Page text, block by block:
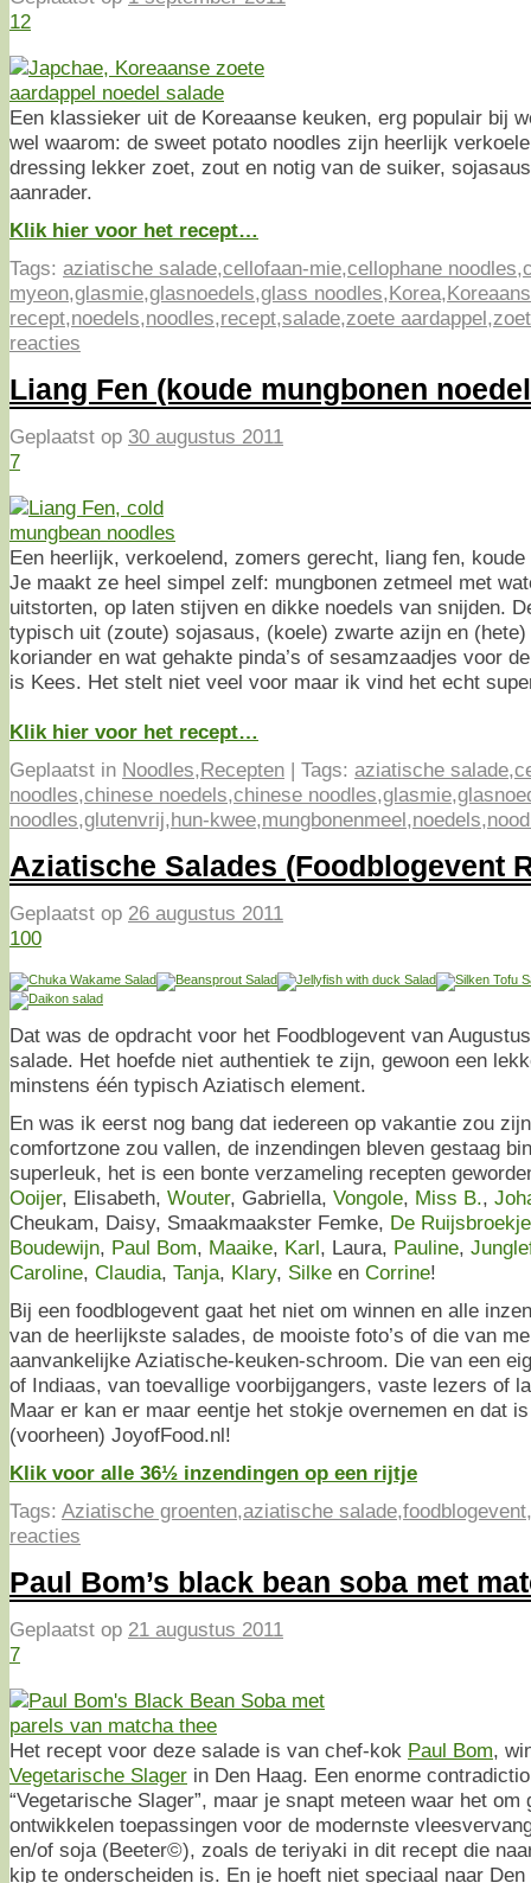
12
Een klassieker uit de Koreaanse keuken, erg populair bij
wel waarom: de sweet potato noodles zijn heerlijk
dressing lekker zoet, zout en notig van de suiker,
aanrader.
Klik hier voor het recept…
Tags: aziatische salade,cellofaan-mie,cellophane noodles,
myeon,glasmie,glasnoedels,glass noodles,Korea,Koreaans
recept,noedels,noodles,recept,salade,zoete aardappel,
reacties
Liang Fen (koude mungbonen
Geplaatst op 30 augustus 2011
7
Een heerlijk, verkoelend, zomers gerecht, liang fen, koude
Je maakt ze heel simpel zelf: mungbonen zetmeel met
uitstorten, op laten stijven en dikke noedels van snijden.
typisch uit (zoute) sojasaus, (koele) zwarte azijn en
koriander en wat gehakte pinda’s of sesamzaadjes voor
is Kees. Het stelt niet veel voor maar ik vind het echt
Klik hier voor het recept…
Geplaatst in Noodles,Recepten | Tags: aziatische salade,
noodles,chinese noedels,chinese noodles,glasmie,
noodles,glutenvrij,hun-kwee,mungbonenmeel,noedels,
Aziatische Salades (Foodblogevent
Geplaatst op 26 augustus 2011
100
Dat was de opdracht voor het Foodblogevent van
salade. Het hoefde niet authentiek te zijn, gewoon een
minstens één typisch Aziatisch element.
En was ik eerst nog bang dat iedereen op vakantie zou
comfortzone zou vallen, de inzendingen bleven gestaag
superleuk, het is een bonte verzameling recepten
Ooijer, Elisabeth, Wouter, Gabriella, Vongole, Miss B.,
Cheukam, Daisy, Smaakmaakster Femke, De
Boudewijn, Paul Bom, Maaike, Karl, Laura, Pauline,
Caroline, Claudia, Tanja, Klary, Silke en Corrine!
Bij een foodblogevent gaat het niet om winnen en alle
van de heerlijkste salades, de mooiste foto’s of die van
aanvankelijke Aziatische-keuken-schroom. Die van een
of Indiaas, van toevallige voorbijgangers, vaste lezers of
Maar er kan er maar eentje het stokje overnemen en dat
(voorheen) JoyofFood.nl!
Klik voor alle 36½ inzendingen op een rijtje
Tags: Aziatische groenten,aziatische salade,foodblogevent,
reacties
Paul Bom’s black bean soba met
Geplaatst op 21 augustus 2011
7
Het recept voor deze salade is van chef-kok Paul Bom,
Vegetarische Slager in Den Haag. Een enorme
“Vegetarische Slager”, maar je snapt meteen waar het om
ontwikkelen toepassingen voor de modernste
en/of soja (Beeter©), zoals de teriyaki in dit recept die
kip te onderscheiden is. En je hoeft niet speciaal naar